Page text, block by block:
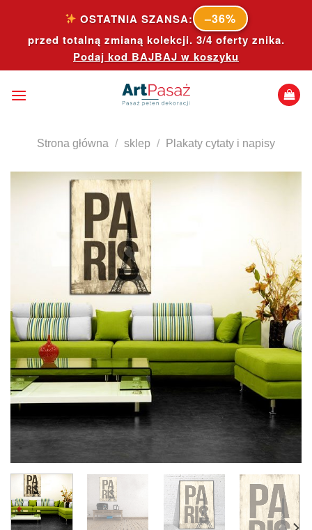
content
OSTATNIA SZANSA: –36%
przed totalną zmianą kolekcji. 3/4 oferty znika.
Podaj kod BAJBAJ w koszyku
Strona główna / sklep / Plakaty cytaty i napisy